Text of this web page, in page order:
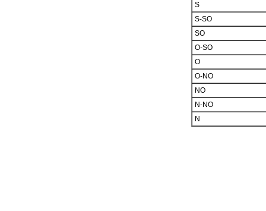
S
S-SO
SO
O-SO
O
O-NO
NO
N-NO
N